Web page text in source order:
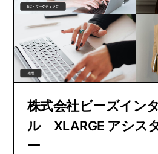
株式会社ビーズイン
ル XLARGE アシス
ー